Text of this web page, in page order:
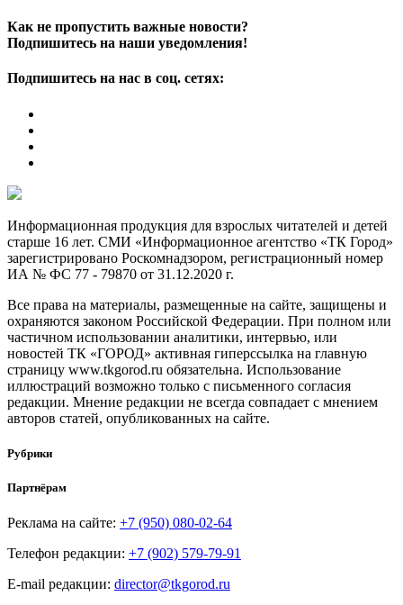
Как не пропустить важные новости?
Подпишитесь на наши уведомления!
Подпишитесь на нас в соц. сетях:
Информационная продукция для взрослых читателей и детей
старше 16 лет. СМИ «Информационное агентство «ТК Город»
зарегистрировано Роскомнадзором, регистрационный номер
ИА № ФС 77 - 79870 от 31.12.2020 г.
Все права на материалы, размещенные на сайте, защищены и
охраняются законом Российской Федерации. При полном или
частичном использовании аналитики, интервью, или
новостей ТК «ГОРОД» активная гиперссылка на главную
страницу www.tkgorod.ru обязательна. Использование
иллюстраций возможно только с письменного согласия
редакции. Мнение редакции не всегда совпадает с мнением
авторов статей, опубликованных на сайте.
Рубрики
Партнёрам
Реклама на сайте: +7 (950) 080-02-64
Телефон редакции: +7 (902) 579-79-91
E-mail редакции: director@tkgorod.ru